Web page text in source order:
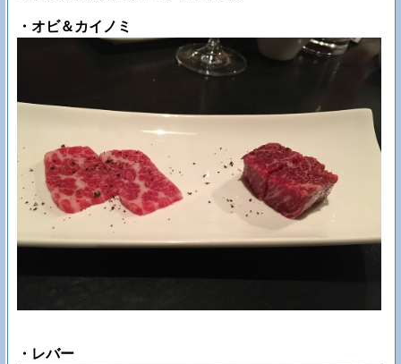
・オビ＆カイノミ
・レバー